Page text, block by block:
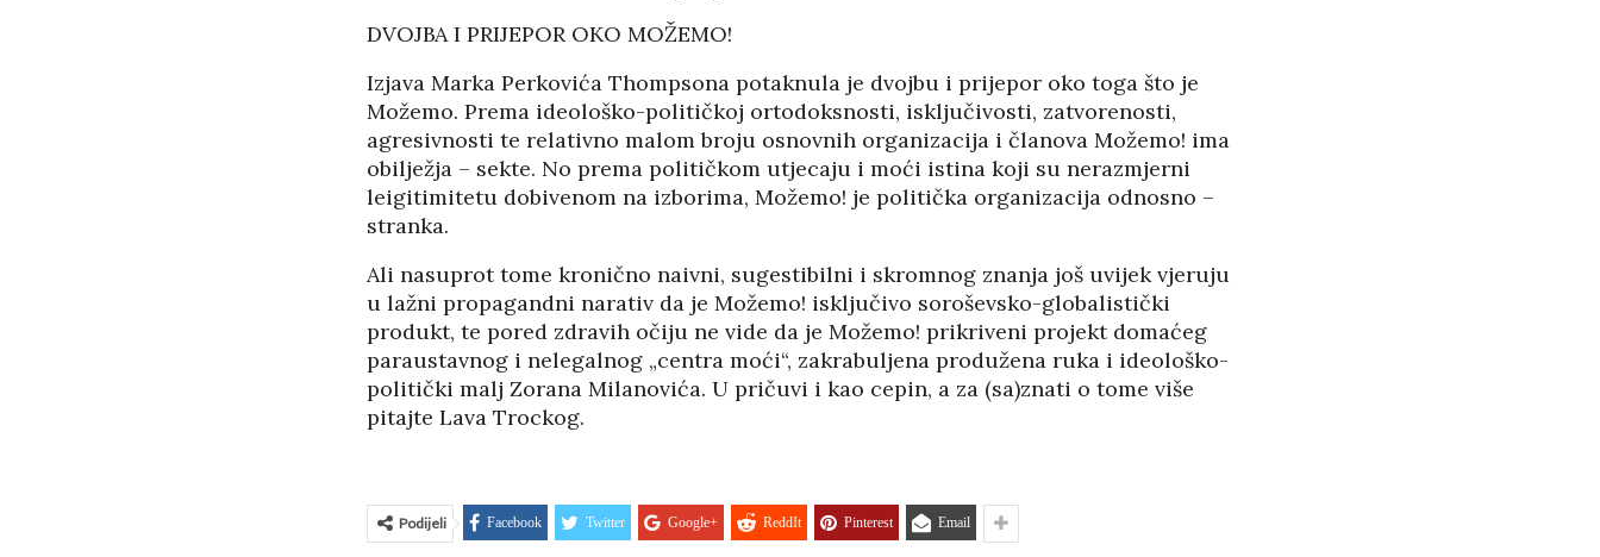
DVOJBA I PRIJEPOR OKO MOŽEMO!
Izjava Marka Perkovića Thompsona potaknula je dvojbu i prijepor oko toga što je
Možemo. Prema ideološko-političkoj ortodoksnosti, isključivosti, zatvorenosti,
agresivnosti te relativno malom broju osnovnih organizacija i članova Možemo! ima
obilježja – sekte. No prema političkom utjecaju i moći istina koji su nerazmjerni
leigitimitetu dobivenom na izborima, Možemo! je politička organizacija odnosno –
stranka.
Ali nasuprot tome kronično naivni, sugestibilni i skromnog znanja još uvijek vjeruju
u lažni propagandni narativ da je Možemo! isključivo soroševsko-globalistički
produkt, te pored zdravih očiju ne vide da je Možemo! prikriveni projekt domaćeg
paraustavnog i nelegalnog „centra moći“, zakrabuljena produžena ruka i ideološko-
politički malj Zorana Milanovića. U pričuvi i kao cepin, a za (sa)znati o tome više
pitajte Lava Trockog.
Podijeli Facebook Twitter Google+ ReddIt Pinterest Email